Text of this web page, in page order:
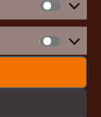
Marketing